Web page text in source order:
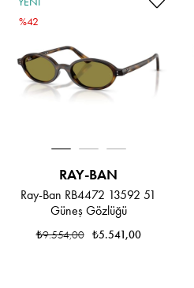
RAY-BAN
Ray-Ban RB4472 13592 51
Güneş Gözlüğü
₺5.541,00
₺9.554,00
%42
ÜRÜN